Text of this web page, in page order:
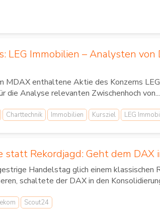
LEG Immobilien – Analysten
MDAX enthaltene Aktie des Konzerns
die Analyse relevanten Zwischenhoch von...
Charttechnik Immobilien Kursziel LEG
statt Rekordjagd: Geht dem DAX
Handelstag glich einem klassischen
schaltete der DAX in den
Scout24